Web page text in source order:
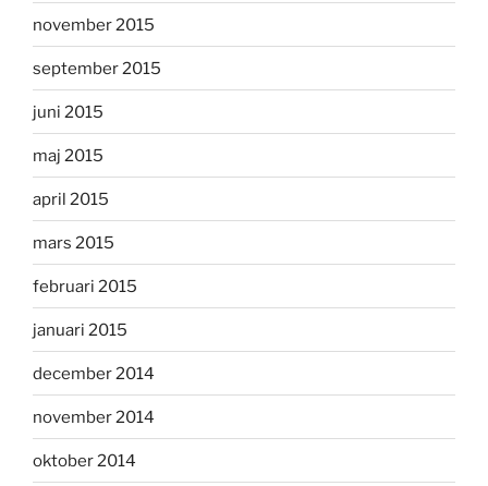
november 2015
september 2015
juni 2015
maj 2015
april 2015
mars 2015
februari 2015
januari 2015
december 2014
november 2014
oktober 2014